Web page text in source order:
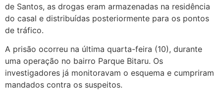
de Santos, as drogas eram armazenadas na residência
do casal e distribuídas posteriormente para os pontos
de tráfico.
A prisão ocorreu na última quarta-feira (10), durante
uma operação no bairro Parque Bitaru. Os
investigadores já monitoravam o esquema e cumpriram
mandados contra os suspeitos.